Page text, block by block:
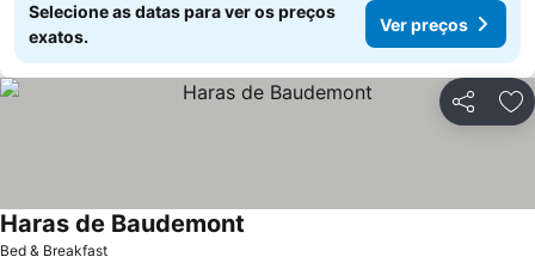
Selecione as datas para ver os preços
exatos.
Ver preços
Partilhar
Bed & Breakfast
Haras de Baudemont